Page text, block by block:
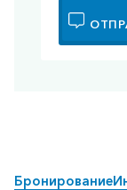
Бронирование